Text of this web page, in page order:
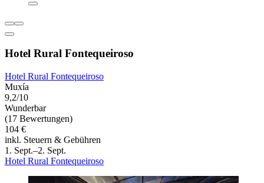
Hotel Rural Fontequeiroso
Hotel Rural Fontequeiroso
Muxía
9,2/10
Wunderbar
(17 Bewertungen)
104 €
inkl. Steuern & Gebühren
1. Sept.–2. Sept.
Hotel Rural Fontequeiroso